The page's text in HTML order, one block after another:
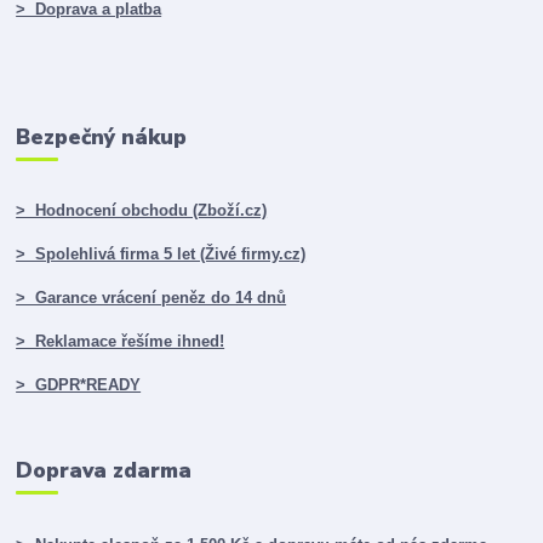
> Doprava a platba
Bezpečný nákup
> Hodnocení obchodu (Zboží.cz)
> Spolehlivá firma 5 let (Živé firmy.cz)
> Garance vrácení peněz do 14 dnů
> Reklamace řešíme ihned!
> GDPR*READY
Doprava zdarma